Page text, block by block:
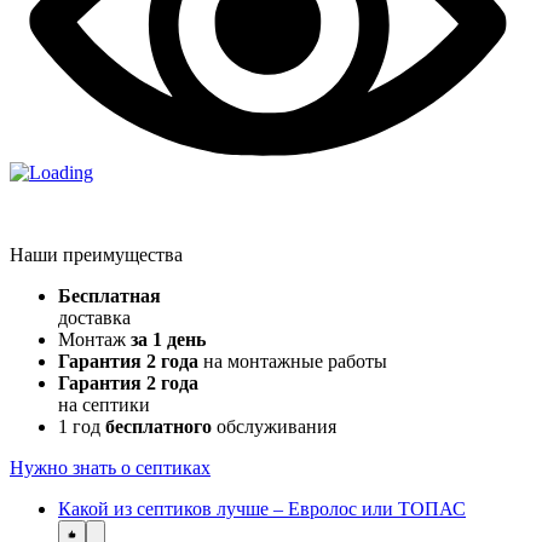
Наши преимущества
Бесплатная
доставка
Монтаж за 1 день
Гарантия 2 года на монтажные работы
Гарантия 2 года
на септики
1 год бесплатного обслуживания
Нужно знать о септиках
Какой из септиков лучше – Евролос или ТОПАС